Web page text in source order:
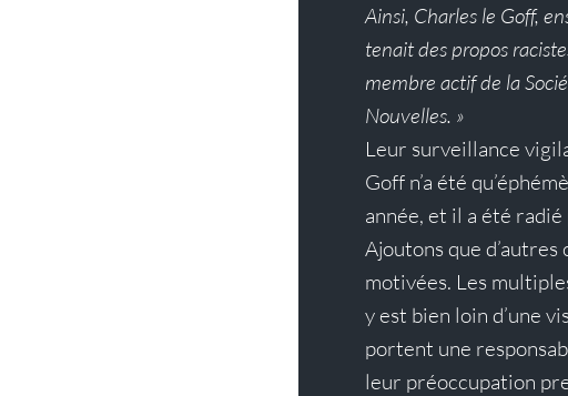
Ainsi, Charles le Goff,
tenait des propos
membre actif de la
Nouvelles. »
Leur surveillance
Goff n’a été
année, et il a été
Ajoutons que
motivées. Les
y est bien loin d’une
portent une
leur préoccupation